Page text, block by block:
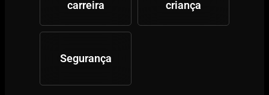
carreira
criança
Segurança